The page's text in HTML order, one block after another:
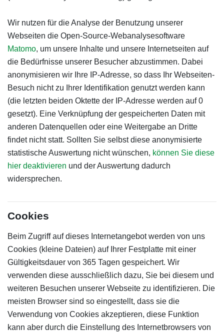
Wir nutzen für die Analyse der Benutzung unserer
Webseiten die Open-Source-Webanalysesoftware
Matomo, um unsere Inhalte und unsere Internetseiten auf
die Bedürfnisse unserer Besucher abzustimmen. Dabei
anonymisieren wir Ihre IP-Adresse, so dass Ihr Webseiten-
Besuch nicht zu Ihrer Identifikation genutzt werden kann
(die letzten beiden Oktette der IP-Adresse werden auf 0
gesetzt). Eine Verknüpfung der gespeicherten Daten mit
anderen Datenquellen oder eine Weitergabe an Dritte
findet nicht statt. Sollten Sie selbst diese anonymisierte
statistische Auswertung nicht wünschen, können Sie diese
hier deaktivieren und der Auswertung dadurch
widersprechen.
Cookies
Beim Zugriff auf dieses Internetangebot werden von uns
Cookies (kleine Dateien) auf Ihrer Festplatte mit einer
Gültigkeitsdauer von 365 Tagen gespeichert. Wir
verwenden diese ausschließlich dazu, Sie bei diesem und
weiteren Besuchen unserer Webseite zu identifizieren. Die
meisten Browser sind so eingestellt, dass sie die
Verwendung von Cookies akzeptieren, diese Funktion
kann aber durch die Einstellung des Internetbrowsers von